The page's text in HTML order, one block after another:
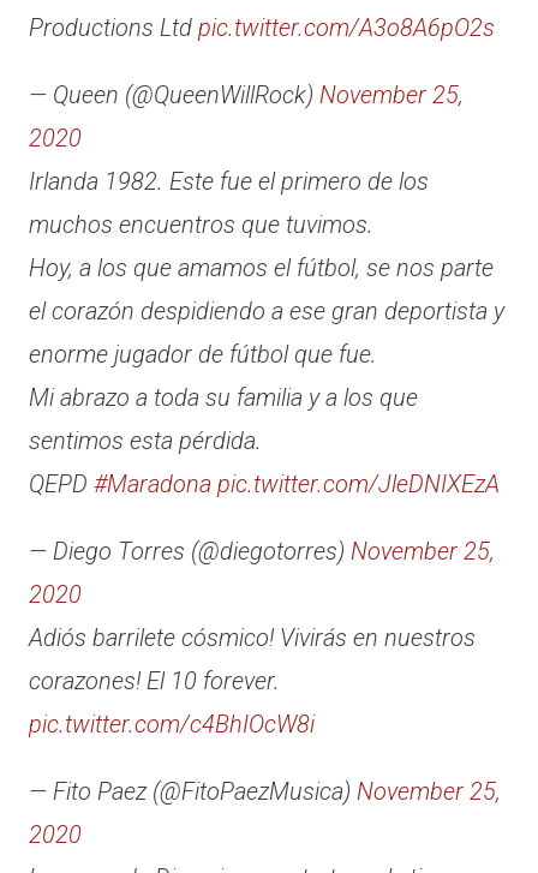
Productions Ltd pic.twitter.com/A3o8A6pO2s
— Queen (@QueenWillRock) November 25,
2020
Irlanda 1982. Este fue el primero de los
muchos encuentros que tuvimos.
Hoy, a los que amamos el fútbol, se nos parte
el corazón despidiendo a ese gran deportista y
enorme jugador de fútbol que fue.
Mi abrazo a toda su familia y a los que
sentimos esta pérdida.
QEPD #Maradona pic.twitter.com/JleDNIXEzA
— Diego Torres (@diegotorres) November 25,
2020
Adiós barrilete cósmico! Vivirás en nuestros
corazones! El 10 forever.
pic.twitter.com/c4BhIOcW8i
— Fito Paez (@FitoPaezMusica) November 25,
2020